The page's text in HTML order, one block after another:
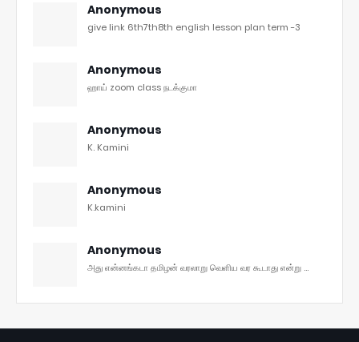
Anonymous
give link 6th7th8th english lesson plan term -3
Anonymous
ஹாய் zoom class நடக்குமா
Anonymous
K. Kamini
Anonymous
K.kamini
Anonymous
அது என்னங்கடா தமிழன் வரலாறு வெளிய வர கூடாது என்று ...